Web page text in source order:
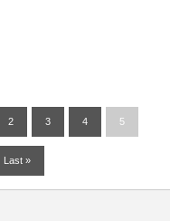
2 3 4 5
Last »